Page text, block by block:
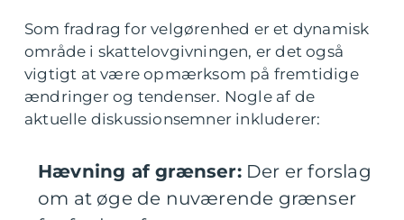
Som fradrag for velgørenhed er et dynamisk
område i skattelovgivningen, er det også
vigtigt at være opmærksom på fremtidige
ændringer og tendenser. Nogle af de
aktuelle diskussionsemner inkluderer:
Hævning af grænser:Der er forslag
om at øge de nuværende grænser